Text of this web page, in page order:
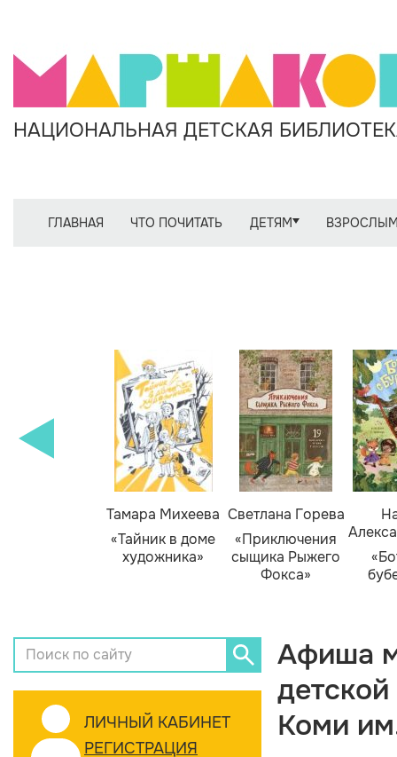
НАЦИОНАЛЬНАЯ ДЕТСКАЯ
ГЛАВНАЯ ЧТО ПОЧИТАТЬ ДЕТЯМ
Тамара Михеева
«Тайник в доме
художника»
Светлана Горева
«Приключения
сыщика Рыжего
Фокса»
ЛИЧНЫЙ КАБИНЕТ
РЕГИСТРАЦИЯ
Афиша
Коми